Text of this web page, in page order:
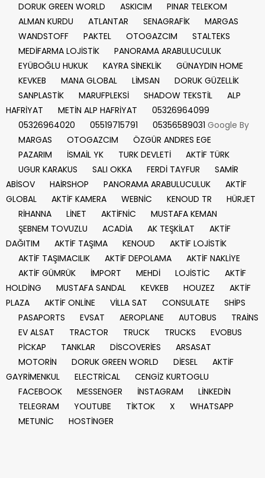
DORUK GREEN WORLD
ASKICIM
PINAR TELEKOM
ALMAN KURDU
ATLANTAR SENAGRAFİK
MARGAS
WANDSTOFF
PAKTEL OTOGAZCIM
STALTEKS
MEDİFARMA LOJİSTİK
PANORAMA ARABULUCULUK
EYÜBOĞLU HUKUK
KAYRA SİNEKLİK
GÜNAYDIN HOME
KEVKEB
MANA GLOBAL LİMSAN
DORUK GÜZELLİK
SANPLASTİK
MARUFPLEKSİ SHADOW TEKSTİL
ALP
HAFRİYAT
METİN ALP HAFRİYAT
05326964099
05326964020
05519715791 05356589031 Google By
MARGAS
OTOGAZCIM
ÖZGÜR ANDRES EGE
PAZARIM
İSMAİL YK TURK DEVLETİ
AKTİF TÜRK
UGUR KARAKUS
SALI OKKA FERDİ TAYFUR
SAMİR
ABİSOV
HAİRSHOP PANORAMA ARABULUCULUK
AKTİF
GLOBAL
AKTİF KAMERA WEBNİC KENOUD TR
HÜRJET
RİHANNA
LİNET AKTİFNİC
MUSTAFA KEMAN
ŞEBNEM TOVUZLU
ACADİA AK TEŞKİLAT
AKTİF
DAĞITIM
AKTİF TAŞIMA KENOUD
AKTİF LOJİSTİK
AKTİF TAŞIMACILIK
AKTİF DEPOLAMA
AKTİF NAKLİYE
AKTİF GÜMRÜK
İMPORT MEHDİ LOJİSTİC
AKTİF
HOLDİNG
MUSTAFA SANDAL KEVKEB HOUZEZ
AKTİF
PLAZA
AKTİF ONLİNE VİLLA SAT CONSULATE
SHİPS
PASAPORTS
EVSAT AEROPLANE AUTOBUS
TRAİNS
EV ALSAT
TRACTOR TRUCK TRUCKS
EVOBUS
PİCKAP
TANKLAR DİSCOVERİES
ARSASAT
MOTORİN
DORUK GREEN WORLD DİESEL
AKTİF
GAYRİMENKUL
ELECTRİCAL
CENGİZ KURTOGLU
FACEBOOK
MESSENGER İNSTAGRAM
LİNKEDİN
TELEGRAM
YOUTUBE TİKTOK X
WHATSAPP
METUNİC
HOSTİNGER